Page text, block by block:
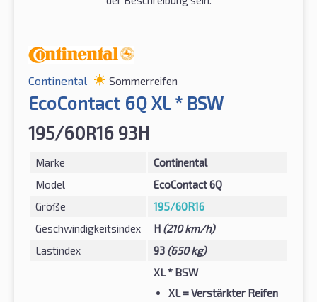
Continental Sommerreifen
EcoContact 6Q XL * BSW
195/60R16 93H
Marke
Continental
Model
EcoContact 6Q
Größe
195/60R16
Geschwindigkeitsindex
H (210 km/h)
Lastindex
93 (650 kg)
XL * BSW
XL = Verstärkter Reifen